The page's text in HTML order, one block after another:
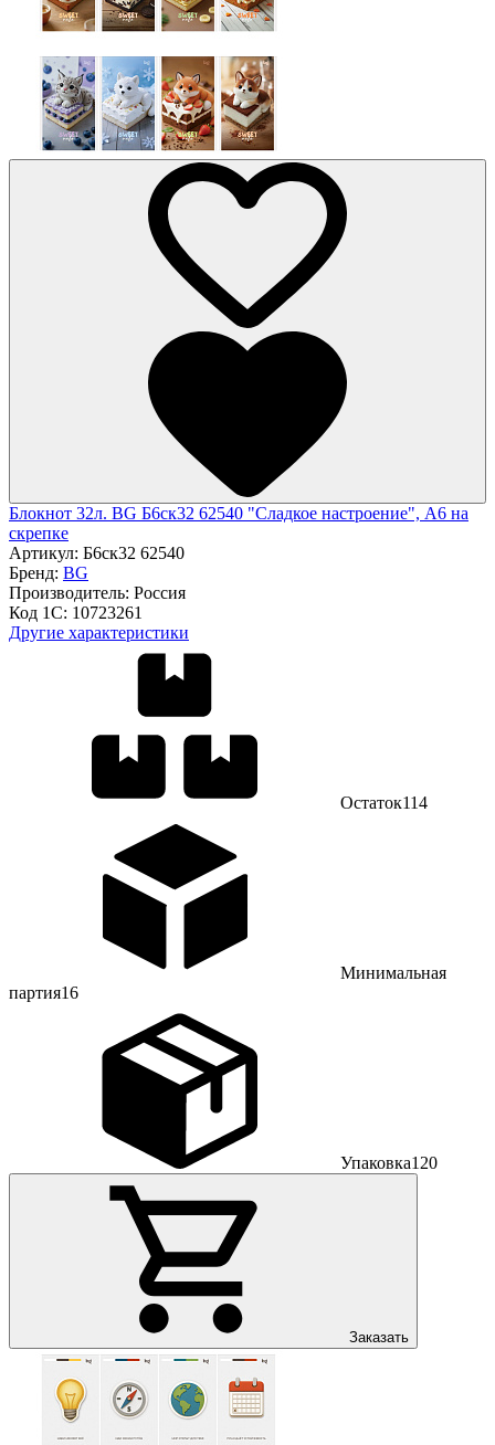
Блокнот 32л. BG Б6ск32 62540 "Сладкое настроение", А6 на
скрепке
Артикул: Б6ск32 62540
Бренд: BG
Производитель: Россия
Код 1С: 10723261
Другие характеристики
Остаток114
Минимальная
партия16
Упаковка120
Заказать